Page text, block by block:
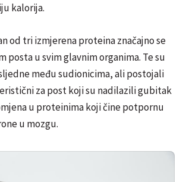
kalorija.
od tri izmjerena proteina značajno se
posta u svim glavnim organima. Te su
među sudionicima, ali postojali
za post koji su nadilazili gubitak
u proteinima koji čine potpornu
u mozgu.